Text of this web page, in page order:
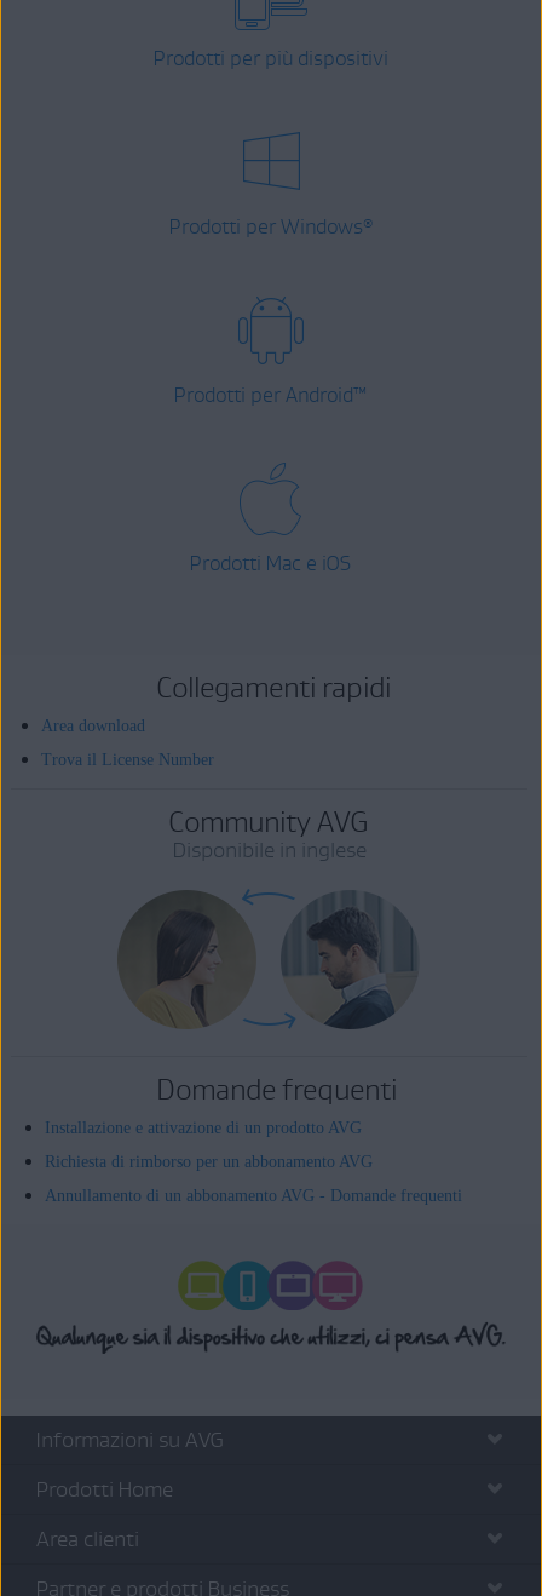
Prodotti per più dispositivi
Prodotti per Windows®
Prodotti per Android™
Prodotti Mac e iOS
Collegamenti rapidi
Area download
Trova il License Number
Community AVG
Disponibile in inglese
Domande frequenti
Installazione e attivazione di un prodotto AVG
Richiesta di rimborso per un abbonamento AVG
Annullamento di un abbonamento AVG - Domande frequenti
Informazioni su AVG
Prodotti Home
Area clienti
Partner e prodotti Business